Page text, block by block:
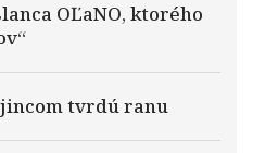
OĽaNO, ktorého
tvrdú ranu